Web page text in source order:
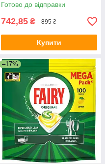
Готово до відправки
742,85 ₴ 895 ₴
Купити
–17%